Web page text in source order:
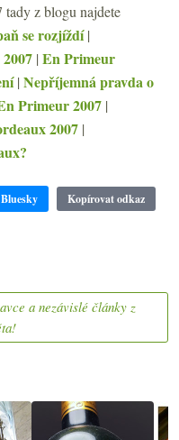
tady z blogu najdete
se rozjíždí|
| En Primeur
| Nepříjemná pravda o
Primeur 2007 |
2007 |
Bluesky Kopírovat odkaz
a nezávislé články z